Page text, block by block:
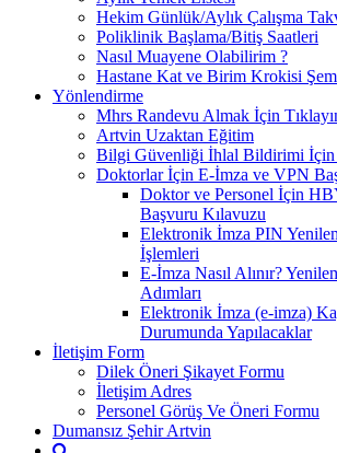
Hekim Günlük/Aylık Çalışma
Poliklinik Başlama/Bitiş Saatleri
Nasıl Muayene Olabilirim ?
Hastane Kat ve Birim Krokisi
Yönlendirme
Mhrs Randevu Almak İçin
Artvin Uzaktan Eğitim
Bilgi Güvenliği İhlal Bildirimi İçin
Doktorlar İçin E-İmza ve VPN
Doktor ve Personel İçin
Başvuru Kılavuzu
Elektronik İmza PIN
İşlemleri
E-İmza Nasıl Alınır?
Adımları
Elektronik İmza (e-imza)
Durumunda Yapılacaklar
İletişim Form
Dilek Öneri Şikayet Formu
İletişim Adres
Personel Görüş Ve Öneri Formu
Dumansız Şehir Artvin